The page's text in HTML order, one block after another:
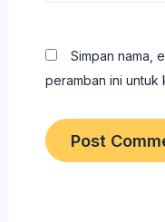
Simpan nama,
peramban ini untuk